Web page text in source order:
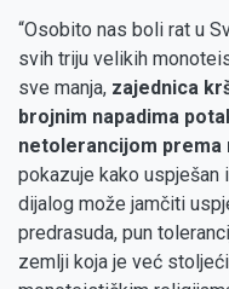
“Osobito nas boli rat u
svih triju velikih
sve manja, zajednica
brojnim napadima
netolerancijom
pokazuje kako
dijalog može jamčiti
predrasuda, pun
zemlji koja je već